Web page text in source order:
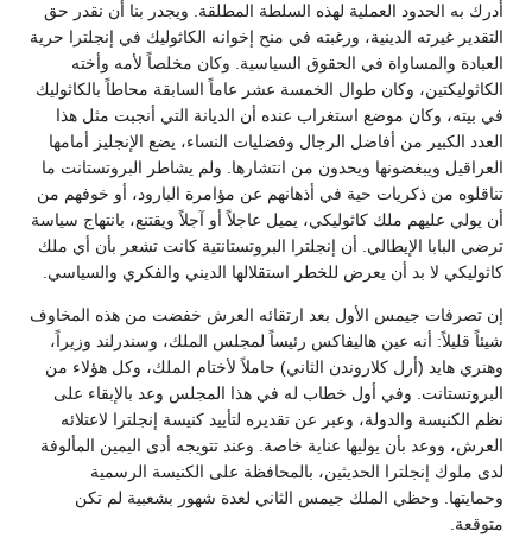
أدرك به الحدود العملية لهذه السلطة المطلقة. ويجدر بنا أن نقدر حق
التقدير غيرته الدينية، ورغبته في منح إخوانه الكاثوليك في إنجلترا حرية
العبادة والمساواة في الحقوق السياسية. وكان مخلصاً لأمه وأخته
الكاثوليكتين، وكان طوال الخمسة عشر عاماً السابقة محاطاً بالكاثوليك
في بيته، وكان موضع استغراب عنده أن الديانة التي أنجبت مثل هذا
العدد الكبير من أفاضل الرجال وفضليات النساء، يضع الإنجليز أمامها
العراقيل ويبغضونها ويحدون من انتشارها. ولم يشاطر البروتستانت ما
تناقلوه من ذكريات حية في أذهانهم عن مؤامرة البارود، أو خوفهم من
أن يولي عليهم ملك كاثوليكي، يميل عاجلاً أو آجلاً ويقتنع، بانتهاج سياسة
ترضي البابا الإيطالي. أن إنجلترا البروتستانتية كانت تشعر بأن أي ملك
كاثوليكي لا بد أن يعرض للخطر استقلالها الديني والفكري والسياسي.
إن تصرفات جيمس الأول بعد ارتقائه العرش خفضت من هذه المخاوف
شيئاً قليلاً: أنه عين هاليفاكس رئيساً لمجلس الملك، وسندرلند وزيراً،
وهنري هايد (أرل كلاروندن الثاني) حاملاً لأختام الملك، وكل هؤلاء من
البروتستانت. وفي أول خطاب له في هذا المجلس وعد بالإبقاء على
نظم الكنيسة والدولة، وعبر عن تقديره لتأييد كنيسة إنجلترا لاعتلائه
العرش، ووعد بأن يوليها عناية خاصة. وعند تتويجه أدى اليمين المألوفة
لدى ملوك إنجلترا الحديثين، بالمحافظة على الكنيسة الرسمية
وحمايتها. وحظي الملك جيمس الثاني لعدة شهور بشعبية لم تكن
متوقعة.